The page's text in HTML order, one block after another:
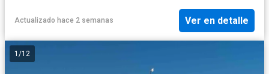
Actualizado hace 2 semanas Ver en detalle
1 /12